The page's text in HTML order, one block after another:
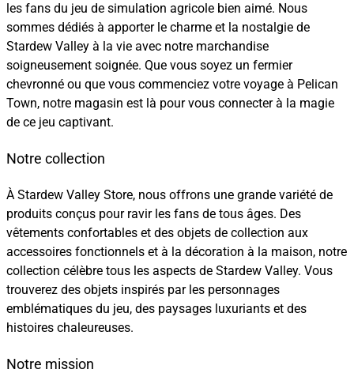
les fans du jeu de simulation agricole bien aimé. Nous
sommes dédiés à apporter le charme et la nostalgie de
Stardew Valley à la vie avec notre marchandise
soigneusement soignée. Que vous soyez un fermier
chevronné ou que vous commenciez votre voyage à Pelican
Town, notre magasin est là pour vous connecter à la magie
de ce jeu captivant.
Notre collection
À Stardew Valley Store, nous offrons une grande variété de
produits conçus pour ravir les fans de tous âges. Des
vêtements confortables et des objets de collection aux
accessoires fonctionnels et à la décoration à la maison, notre
collection célèbre tous les aspects de Stardew Valley. Vous
trouverez des objets inspirés par les personnages
emblématiques du jeu, des paysages luxuriants et des
histoires chaleureuses.
Notre mission